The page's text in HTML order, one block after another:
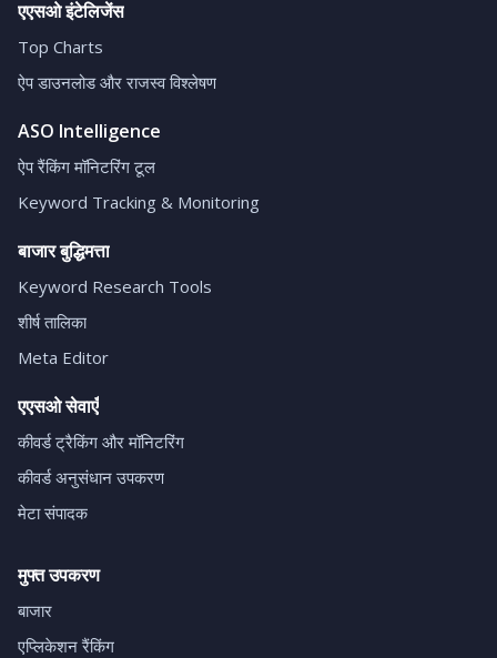
एएसओ इंटेलिजेंस
Top Charts
ऐप डाउनलोड और राजस्व विश्लेषण
ASO Intelligence
ऐप रैंकिंग मॉनिटरिंग टूल
Keyword Tracking & Monitoring
बाजार बुद्धिमत्ता
Keyword Research Tools
शीर्ष तालिका
Meta Editor
एएसओ सेवाएँ
कीवर्ड ट्रैकिंग और मॉनिटरिंग
कीवर्ड अनुसंधान उपकरण
मेटा संपादक
मुफ्त उपकरण
बाजार
एप्लिकेशन रैंकिंग